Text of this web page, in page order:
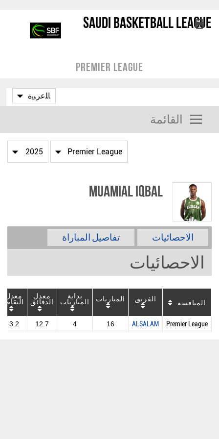
Saudi Basketball League
Premier League
القائمة
Muamial Iqbal
الاحصائيات تفاصيل المباراة
الاحصائيات
المنافسة الفريق المباريات بداية
المباريات
معدل
الدقائق
معدل
النقاط
Premier League
ALSALAM
16
4
12.7
3.2